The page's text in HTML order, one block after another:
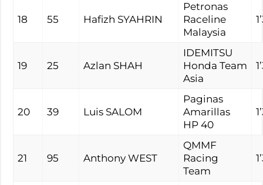
18 55 Hafizh SYAHRIN
Petronas
Raceline
Malaysia
19 25 Azlan SHAH
IDEMITSU
Honda Team
Asia
20 39 Luis SALOM
Paginas
Amarillas
HP 40
21 95 Anthony WEST
QMMF
Racing
Team